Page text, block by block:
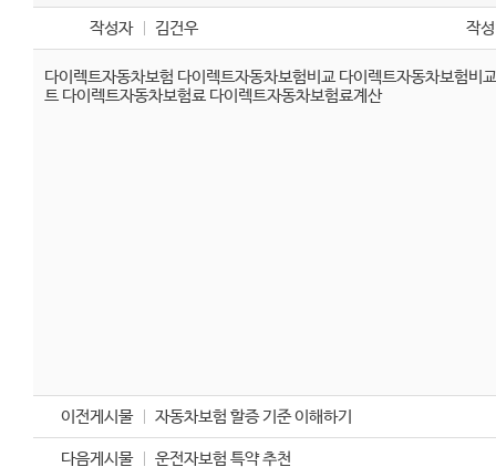
작성자 김건우 작
다이렉트자동차보험 다이렉트자동차보험비교 다이렉트자동차보험비
트 다이렉트자동차보험료 다이렉트자동차보험료계산
이전게시물 자동차보험 할증 기준 이해하기
다음게시물 운전자보험 특약 추천